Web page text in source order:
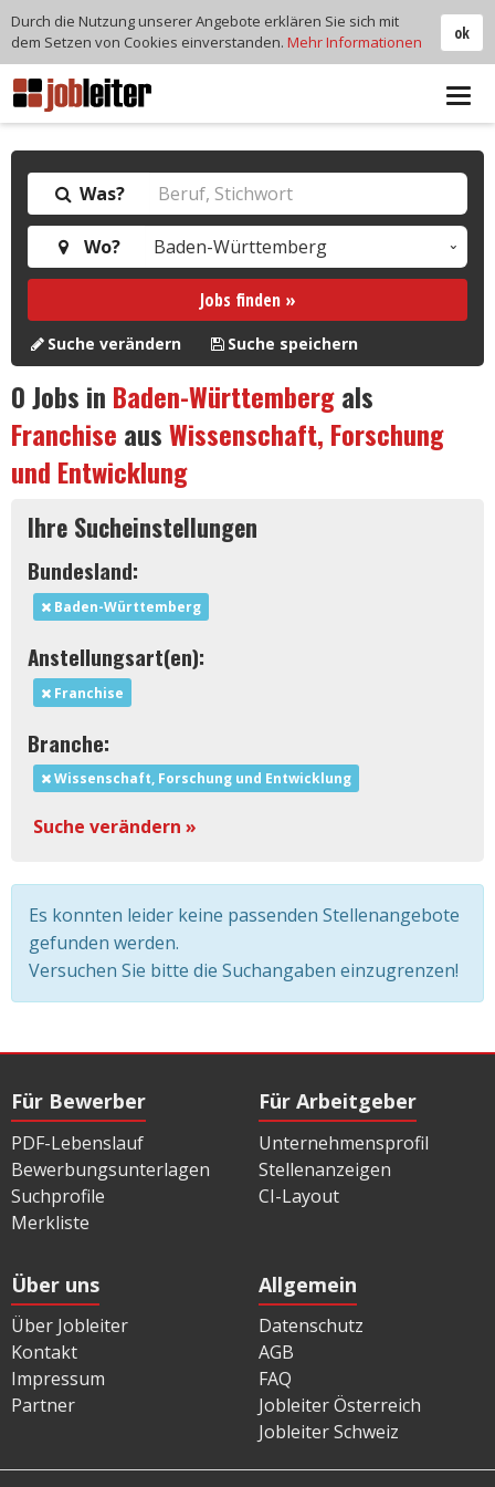
Was?
Wo?
Jobs finden »
Suche verändern Suche speichern
0Jobs in Baden-Württembergals
Franchise ausWissenschaft, Forschung
und Entwicklung
Ihre Sucheinstellungen
Bundesland:
Baden-Württemberg
Anstellungsart(en):
Franchise
Branche:
Wissenschaft, Forschung und Entwicklung
Suche verändern »
Es konnten leider keine passenden Stellenangebote
gefunden werden.
Versuchen Sie bitte die Suchangaben einzugrenzen!
Für Bewerber
PDF-Lebenslauf
Bewerbungsunterlagen
Suchprofile
Merkliste
Für Arbeitgeber
Unternehmensprofil
Stellenanzeigen
CI-Layout
Über uns
Über Jobleiter
Kontakt
Impressum
Partner
Allgemein
Datenschutz
AGB
FAQ
Jobleiter Österreich
Jobleiter Schweiz
ok
Durch die Nutzung unserer Angebote erklären Sie sich mit
dem Setzen von Cookies einverstanden. Mehr Informationen